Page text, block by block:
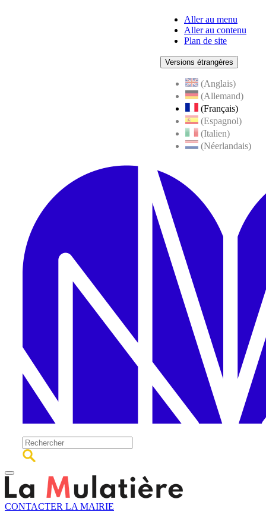
Aller au menu
Aller au contenu
Plan de site
Versions étrangères
(Anglais)
(Allemand)
(Français)
(Espagnol)
(Italien)
(Néerlandais)
CONTACTER LA MAIRIE